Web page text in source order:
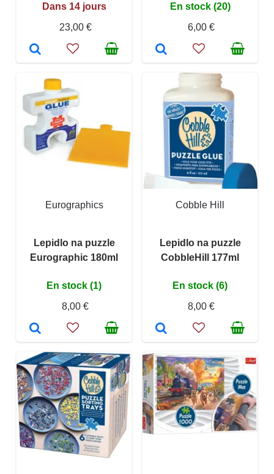
Dans 14 jours
23,00 €
En stock (20)
6,00 €
Eurographics
Lepidlo na puzzle
Eurographic 180ml
En stock (1)
8,00 €
Cobble Hill
Lepidlo na puzzle
CobbleHill 177ml
En stock (6)
8,00 €